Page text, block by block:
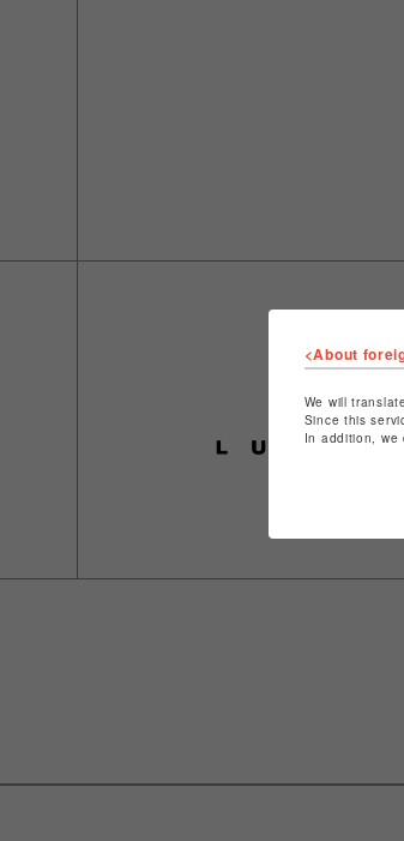
<About
We will
Since this
In addition, we